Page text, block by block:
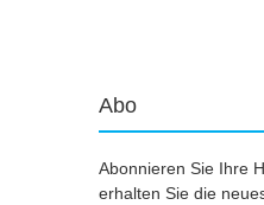
Abo
Abonnieren Sie Ihre
erhalten Sie die